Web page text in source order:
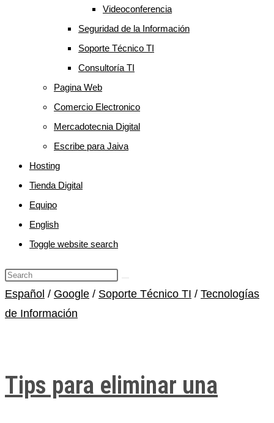
Videoconferencia
Seguridad de la Información
Soporte Técnico TI
Consultoría TI
Pagina Web
Comercio Electronico
Mercadotecnia Digital
Escribe para Jaiva
Hosting
Tienda Digital
Equipo
English
Toggle website search
Español / Google / Soporte Técnico TI / Tecnologías
de Información
Tips para eliminar una